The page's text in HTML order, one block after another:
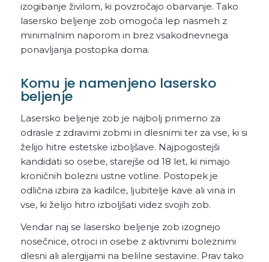
izogibanje živilom, ki povzročajo obarvanje. Tako
lasersko beljenje zob omogoča lep nasmeh z
minimalnim naporom in brez vsakodnevnega
ponavljanja postopka doma.
Komu je namenjeno lasersko
beljenje
Lasersko beljenje zob je najbolj primerno za
odrasle z zdravimi zobmi in dlesnimi ter za vse, ki si
želijo hitre estetske izboljšave. Najpogostejši
kandidati so osebe, starejše od 18 let, ki nimajo
kroničnih bolezni ustne votline. Postopek je
odlična izbira za kadilce, ljubitelje kave ali vina in
vse, ki želijo hitro izboljšati videz svojih zob.
Vendar naj se lasersko beljenje zob izognejo
nosečnice, otroci in osebe z aktivnimi boleznimi
dlesni ali alergijami na belilne sestavine. Prav tako